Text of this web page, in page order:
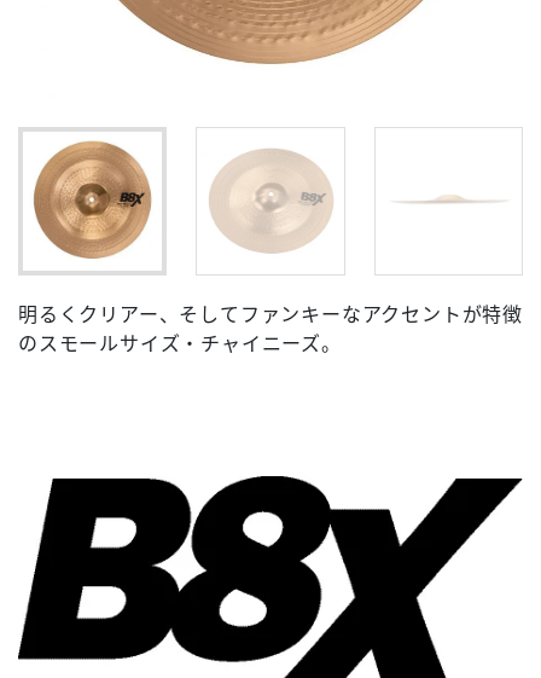
明るくクリアー、そしてファンキーなアクセントが特徴
のスモールサイズ・チャイニーズ。